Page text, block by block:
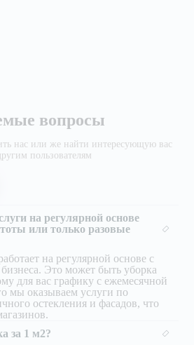
вопросы
нас или же найти интересующую вас
пользователям
на регулярной основе
или только разовые
на регулярной основе с
Это может быть уборка
для вас графику с ежемесячной
мы оказываем услуги по
остекления и фасадов, что
за 1 м2?